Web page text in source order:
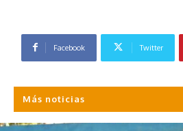
Facebook Twitter
Más noticias